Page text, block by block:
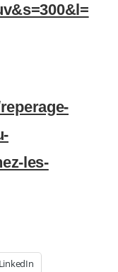
les-
LinkedIn